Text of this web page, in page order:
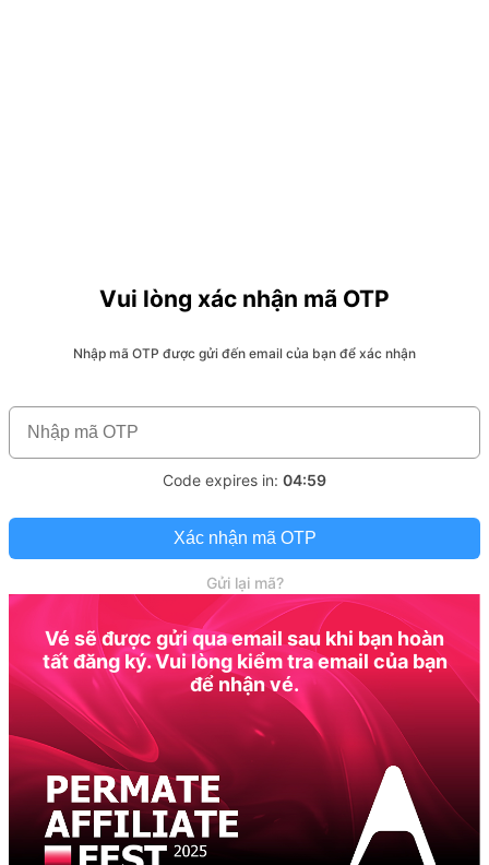
Vui lòng xác nhận mã OTP
Nhập mã OTP được gửi đến email của bạn để xác nhận
Code expires in: 04:59
Xác nhận mã OTP
Gửi lại mã?
Vé sẽ được gửi qua email sau khi bạn hoàn
tất đăng ký. Vui lòng kiểm tra email của bạn
để nhận vé.